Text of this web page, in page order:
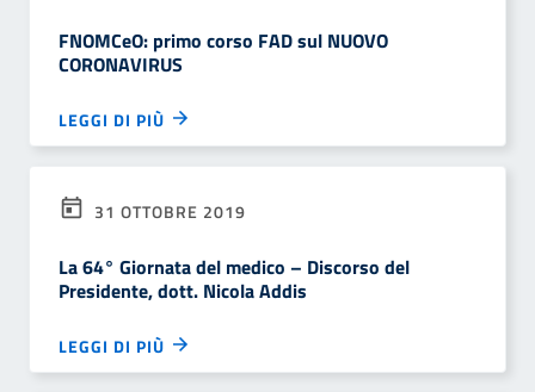
FNOMCeO: primo corso FAD sul NUOVO
CORONAVIRUS
LEGGI DI PIÙ
31 OTTOBRE 2019
La 64° Giornata del medico – Discorso del
Presidente, dott. Nicola Addis
LEGGI DI PIÙ